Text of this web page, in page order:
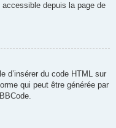
depuis la page de
d’insérer du code HTML sur
qui peut être générée par